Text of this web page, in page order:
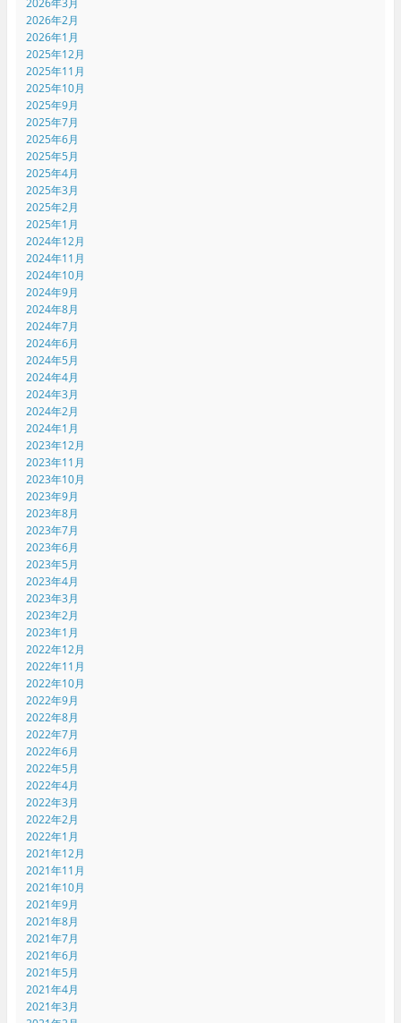
2026年2月
2026年1月
2025年12月
2025年11月
2025年10月
2025年9月
2025年7月
2025年6月
2025年5月
2025年4月
2025年3月
2025年2月
2025年1月
2024年12月
2024年11月
2024年10月
2024年9月
2024年8月
2024年7月
2024年6月
2024年5月
2024年4月
2024年3月
2024年2月
2024年1月
2023年12月
2023年11月
2023年10月
2023年9月
2023年8月
2023年7月
2023年6月
2023年5月
2023年4月
2023年3月
2023年2月
2023年1月
2022年12月
2022年11月
2022年10月
2022年9月
2022年8月
2022年7月
2022年6月
2022年5月
2022年4月
2022年3月
2022年2月
2022年1月
2021年12月
2021年11月
2021年10月
2021年9月
2021年8月
2021年7月
2021年6月
2021年5月
2021年4月
2021年3月